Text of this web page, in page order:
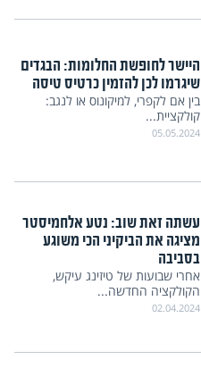
היישר לחופשת החלומות: הבגדים
שיגרמו לכן להזמין כרטיס טיסה
בין אם לקפרי, למיקונוס או לנגב:
קולקציית...
05.05.2024
עשתה זאת שוב: נטע אלחמיסטר
מציגה את הביקיני הכי משוגע
בסביבה
אחרי שבועות של טיזינג עיקש,
הקולקציה החדשה...
02.04.2024